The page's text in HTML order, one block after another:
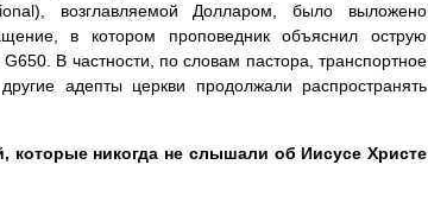
возглавляемой Долларом, было выложено
в котором проповедник объяснил острую
В частности, по словам пастора, транспортное
адепты церкви продолжали распространять
которые никогда не слышали об Иисусе Христе